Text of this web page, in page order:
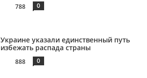
788 0
Украине указали единственный путь
избежать распада страны
888 0